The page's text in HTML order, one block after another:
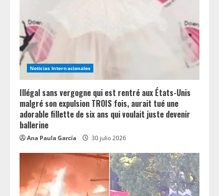
d
i
n
g
Noticias Internacionales
Illégal sans vergogne qui est rentré aux États-Unis
malgré son expulsion TROIS fois, aurait tué une
adorable fillette de six ans qui voulait juste devenir
ballerine
Ana Paula García 30 julio 2026